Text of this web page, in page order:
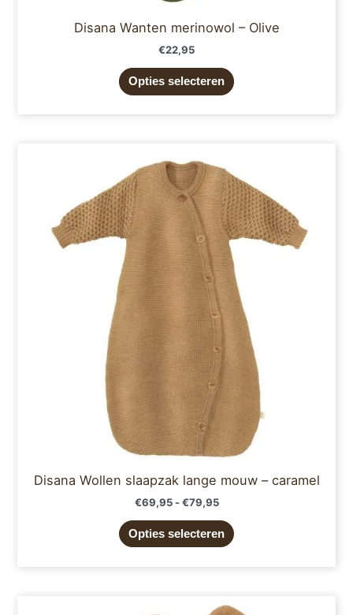
Disana Wanten merinowol – Olive
€22,95
Opties selecteren
Disana Wollen slaapzak lange mouw – caramel
€69,95 - €79,95
tot
€79,95
Opties selecteren
product
heeft
meerdere
variaties.
optie
kan
gekozen
worden
op
de
productpagina
Dit